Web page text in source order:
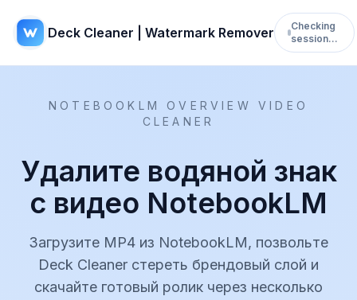
Deck Cleaner | Watermark Remover
Checking
session…
NOTEBOOKLM OVERVIEW VIDEO
CLEANER
Удалите водяной знак
с видео NotebookLM
Загрузите MP4 из NotebookLM, позвольте
Deck Cleaner стереть брендовый слой и
скачайте готовый ролик через несколько